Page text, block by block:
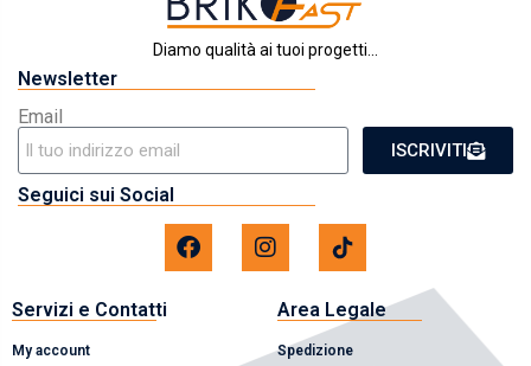
Diamo qualità ai tuoi progetti...
Newsletter
Email
ISCRIVITI
Seguici sui Social
Servizi e Contatti
My account
Area Legale
Spedizione